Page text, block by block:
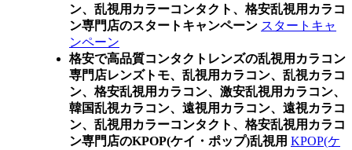
ン、乱視用カラーコンタクト、格安乱視用カラコ
ン専門店のスタートキャンペーン スタートキャ
ンペーン
格安で高品質コンタクトレンズの乱視用カラコン
専門店レンズトモ、乱視用カラコン、乱視カラコ
ン、格安乱視用カラコン、激安乱視用カラコン、
韓国乱視カラコン、遠視用カラコン、遠視カラコ
ン、乱視用カラーコンタクト、格安乱視用カラコ
ン専門店のKPOP(ケイ・ポップ)乱視用 KPOP(ケ